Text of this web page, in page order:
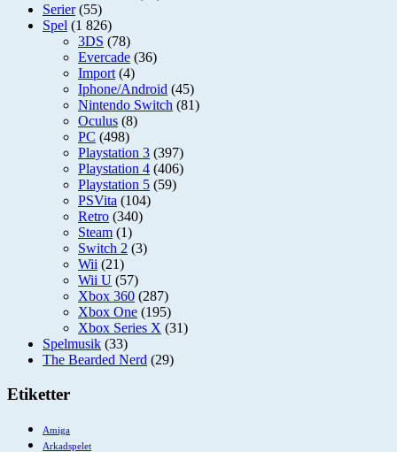
Serier(55)
Spel (1 826)
3DS (78)
Evercade (36)
Import (4)
Iphone/Android (45)
Nintendo Switch (81)
Oculus (8)
PC (498)
Playstation 3 (397)
Playstation 4 (406)
Playstation 5 (59)
PSVita (104)
Retro (340)
Steam (1)
Switch 2 (3)
Wii (21)
Wii U (57)
Xbox 360 (287)
Xbox One (195)
Xbox Series X (31)
Spelmusik (33)
The Bearded Nerd (29)
Etiketter
Amiga
Arkadspelet